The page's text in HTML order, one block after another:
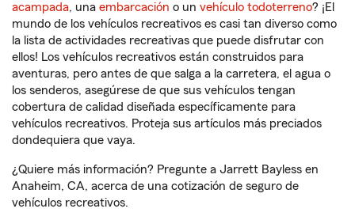
acampada, una embarcación o un vehículo todoterreno? ¡El
mundo de los vehículos recreativos es casi tan diverso como
la lista de actividades recreativas que puede disfrutar con
ellos! Los vehículos recreativos están construidos para
aventuras, pero antes de que salga a la carretera, el agua o
los senderos, asegúrese de que sus vehículos tengan
cobertura de calidad diseñada específicamente para
vehículos recreativos. Proteja sus artículos más preciados
dondequiera que vaya.
¿Quiere más información? Pregunte a Jarrett Bayless en
Anaheim, CA, acerca de una cotización de seguro de
vehículos recreativos.